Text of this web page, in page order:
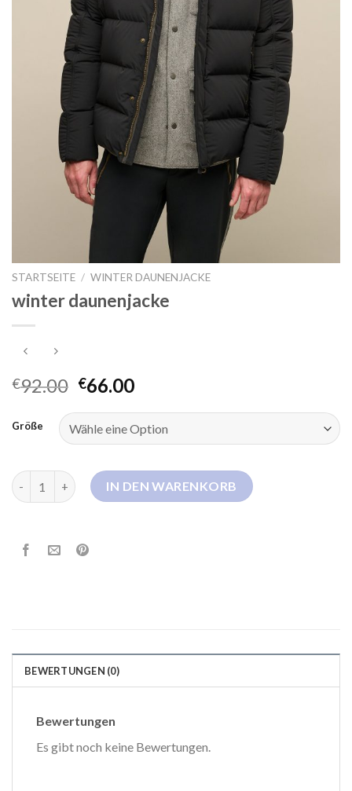
STARTSEITE / WINTER DAUNENJACKE
winter daunenjacke
€92.00 €66.00
Größe
winter daunenjacke MengeIN DEN WARENKORB
BEWERTUNGEN (0)
Bewertungen
Es gibt noch keine Bewertungen.